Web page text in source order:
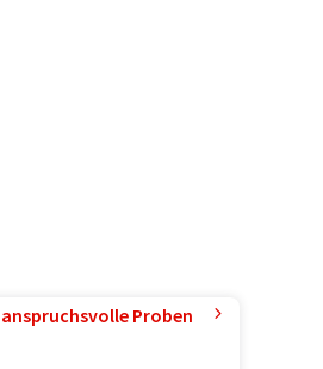
Proben